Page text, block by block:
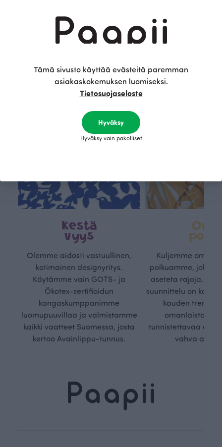
Kestä
vyys
Olemme aidosti vastuullinen,
kotimainen designyritys.
Käytämme vain GOTS- ja
Ökotex-sertifioidun
kangaskumppanimme
luomupuuvillaa ja valmistamme
kaikki vaatteet Suomessa, josta
kertoo Avainlippu-tunnus.
Oma
Kuljemme omaa,
polkuamme, jolla
aseteta rajoja.
suunnittelu on
kauden
omanlaista,
tunnistettavaa
vahva
Tämä sivusto käyttää evästeitä paremman
asiakaskokemuksen luomiseksi.
Tietosuojaseloste
Hyväksy
Hyväksy vain pakolliset